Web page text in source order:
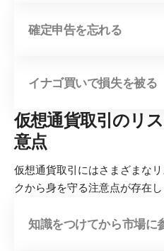
確定申告を忘れる
イナゴ買いで損失を被る
仮想通貨取引のリ
意点
仮想通貨取引にはさまざまな
クから身を守る注意点が存在し
知識をつけてから市場に